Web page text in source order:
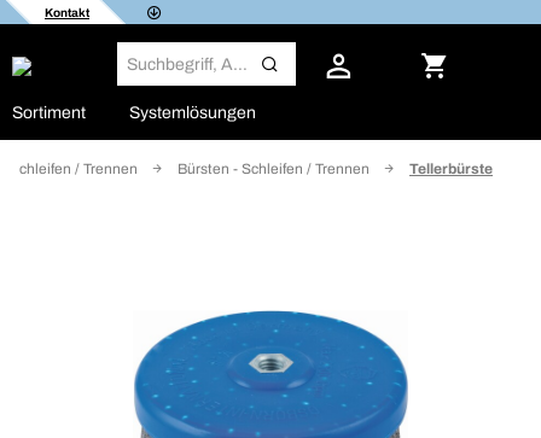
Kontakt
Sortiment Systemlösungen
Schleifen / Trennen Bürsten - Schleifen / Trennen Tellerbürste